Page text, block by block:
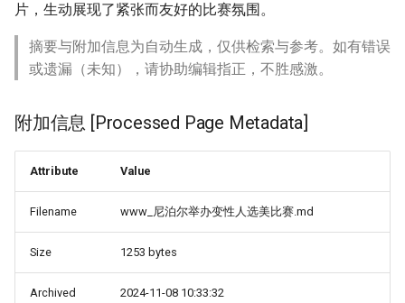
片，生动展现了紧张而友好的比赛氛围。
摘要与附加信息为自动生成，仅供检索与参考。如有错误
或遗漏（未知），请协助编辑指正，不胜感激。
附加信息 [Processed Page Metadata]
Attribute Value
Filename www_尼泊尔举办变性人选美比赛.md
Size 1253 bytes
Archived
2024-11-08 10:33:32